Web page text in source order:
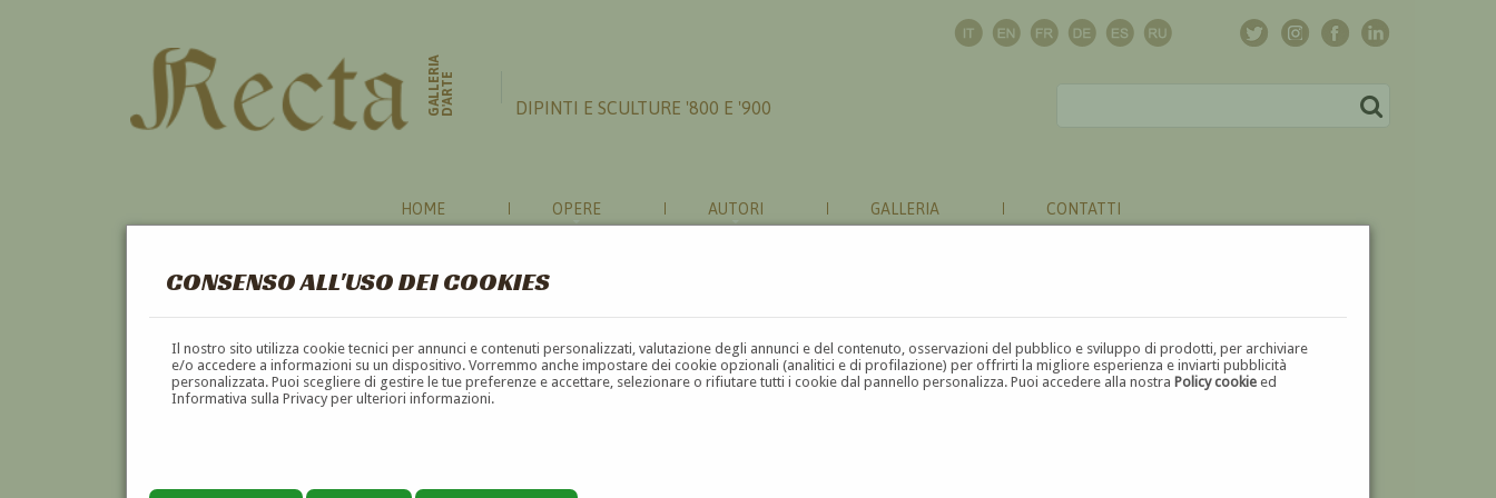
CONSENSO ALL'USO DEI COOKIES
Il nostro sito utilizza cookie tecnici per annunci e contenuti personalizzati, valutazione degli annunci e del contenuto, osservazioni del pubblico e sviluppo di prodotti, per archiviare
e/o accedere a informazioni su un dispositivo. Vorremmo anche impostare dei cookie opzionali (analitici e di profilazione) per offrirti la migliore esperienza e inviarti pubblicità
personalizzata. Puoi scegliere di gestire le tue preferenze e accettare, selezionare o rifiutare tutti i cookie dal pannello personalizza. Puoi accedere alla nostraPolicy cookie ed
Informativa sulla Privacy per ulteriori informazioni.
GALLERIAD'ARTE DIPINTI E SCULTURE '800 E '900
HOME OPERE AUTORI GALLERIA CONTATTI
BASILICATA
A B C D E F G H I J K L M N O P Q R S T U V W X Y Z ⬅